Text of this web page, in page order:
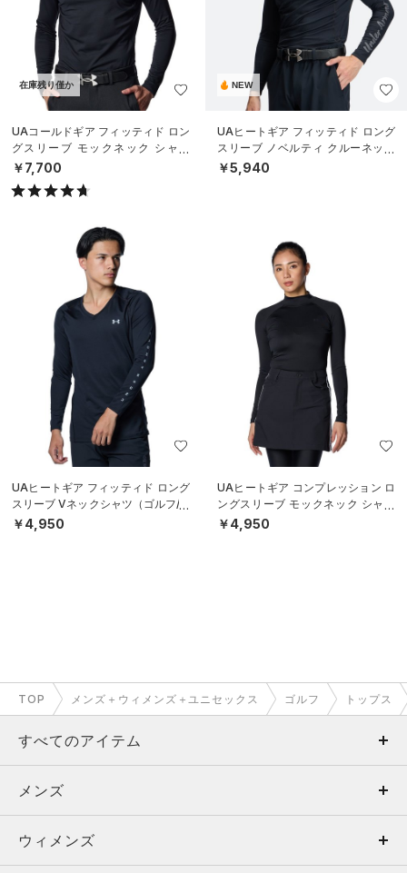
在庫残り僅か
UAコールドギア フィッティド ロン
グスリーブ モックネック シャツ
（ゴルフ/MEN）
￥7,700
NEW
UAヒートギア フィッティド ロング
スリーブ ノベルティ クルーネック
シャツ（ゴルフ/MEN）
￥5,940
UAヒートギア フィッティド ロング
スリーブ Vネックシャツ（ゴルフ/M
EN）
￥4,950
UAヒートギア コンプレッション ロ
ングスリーブ モックネック シャツ
（ゴルフ/WOMEN）
￥4,950
TOP メンズ＋ウィメンズ＋ユニセックス ゴルフ トップス
すべてのアイテム
メンズ
ウィメンズ
メンズ
トップス
ウィメンズ